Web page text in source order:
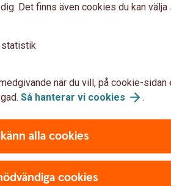
så att en god vän eller
räkningar eller
Det finns även cookies du kan välja
statistik
när du vill, på cookie-sidan
Så hanterar vi cookies .
alla cookies
cookies